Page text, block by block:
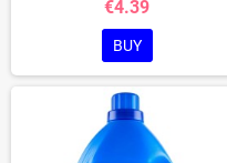
€4.39
BUY